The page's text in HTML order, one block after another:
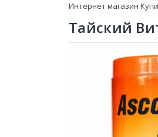
Интернет магазин
Тайский